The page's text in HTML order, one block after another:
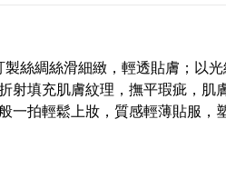
絲綢絲滑細緻，輕透貼膚；以
填充肌膚紋理，撫平瑕疵，肌
拍輕鬆上妝，質感輕薄貼服